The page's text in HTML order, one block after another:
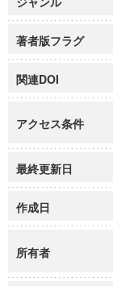
著者版フラグ
関連DOI
アクセス条件
最終更新日
作成日
所有者